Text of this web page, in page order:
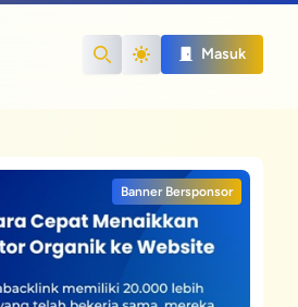
Search
Masuk
Banner Bersponsor